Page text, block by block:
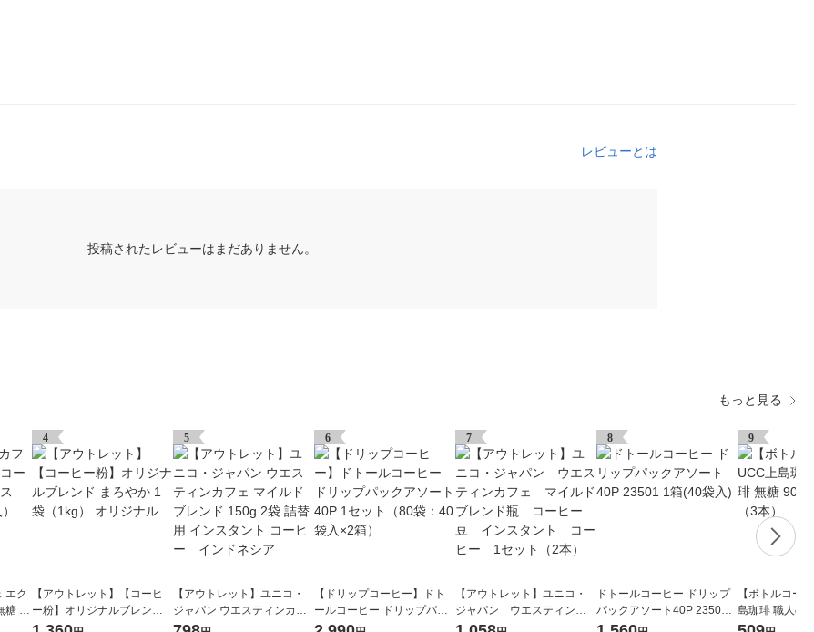
レビューとは
投稿されたレビューはまだありません。
もっと見る
エク
ラ
本
4
【アウトレット】【コーヒ
ー粉】オリジナルブレンド
まろやか 1袋（1kg） オリジ
5
【アウトレット】ユニコ・
ジャパン ウエスティンカフ
ェ マイルドブレンド 150g 2
6
【ドリップコーヒー】ドト
ールコーヒー ドリップパッ
クアソート40P 1セット（80
7
【アウトレット】ユニコ・
ジャパン ウエスティンカ
フェ マイルドブレンド
8
ドトールコーヒー ドリップ
パックアソート40P 23501 1
箱(40袋入)
9
【ボトルコー
島珈琲 職人の
ml 1セット（3